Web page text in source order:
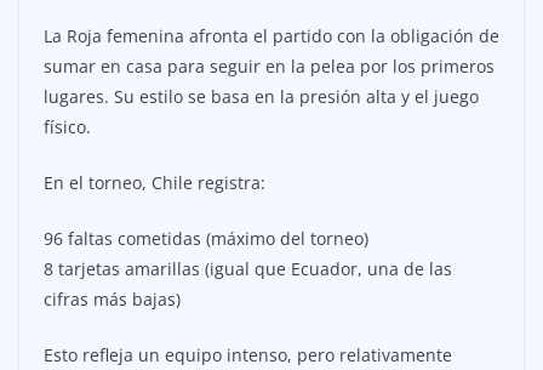
La Roja femenina afronta el partido con la obligación de
sumar en casa para seguir en la pelea por los primeros
lugares. Su estilo se basa en la presión alta y el juego
físico.
En el torneo, Chile registra:
96 faltas cometidas (máximo del torneo)
8 tarjetas amarillas (igual que Ecuador, una de las
cifras más bajas)
Esto refleja un equipo intenso, pero relativamente